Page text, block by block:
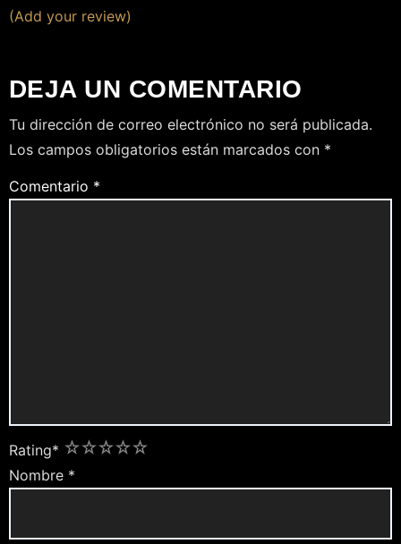
(Add your review)
DEJA UN COMENTARIO
Tu dirección de correo electrónico no será publicada.
Los campos obligatorios están marcados con *
Comentario *
Rating* 5
4
3
2
1
Nombre *